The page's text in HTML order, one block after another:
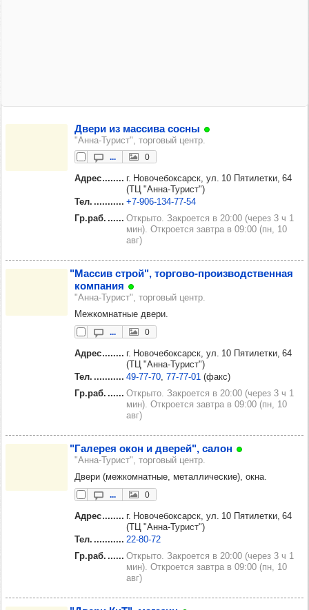
Двери из мас­сива сосны
"Анна-Турист", торговый центр.
... 0
Адрес
г. Новочебоксарск, ул. 10 Пятилетки, 64
(ТЦ "Анна-Турист")
Тел.
+7‑906‑134‑77‑54
Гр.раб.
Открыто. Закроется в 20:00 (через 3 ч 1
мин). Откроется завтра в 09:00 (пн, 10
авг)
"Мас­сив строй", тор­гово-про­из­водс­твен­ная
ком­па­ния
"Анна-Турист", торговый центр.
Межкомнатные двери.
... 0
Адрес
г. Новочебоксарск, ул. 10 Пятилетки, 64
(ТЦ "Анна-Турист")
Тел.
49‑77‑70 77‑77‑01 (факс)
Гр.раб.
Открыто. Закроется в 20:00 (через 3 ч 1
мин). Откроется завтра в 09:00 (пн, 10
авг)
"Гале­рея окон и две­рей", салон
"Анна-Турист", торговый центр.
Двери (межкомнатные, металлические), окна.
... 0
Адрес
г. Новочебоксарск, ул. 10 Пятилетки, 64
(ТЦ "Анна-Турист")
Тел.
22‑80‑72
Гр.раб.
Открыто. Закроется в 20:00 (через 3 ч 1
мин). Откроется завтра в 09:00 (пн, 10
авг)